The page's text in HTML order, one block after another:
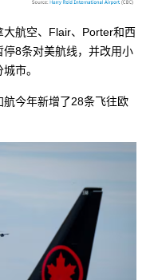
航空、Flair、Porter和西
8条对美航线，并改用小
市。
今年新增了28条飞往欧